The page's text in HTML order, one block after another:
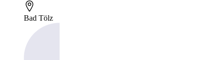
Bad Tölz